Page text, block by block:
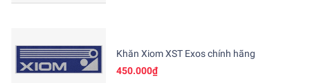
Khăn Xiom XST Exos chính hãng
450.000₫